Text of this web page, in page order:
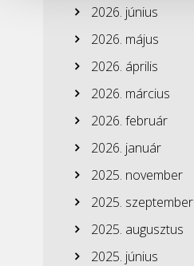
2026. június
2026. május
2026. április
2026. március
2026. február
2026. január
2025. november
2025. szeptember
2025. augusztus
2025. június